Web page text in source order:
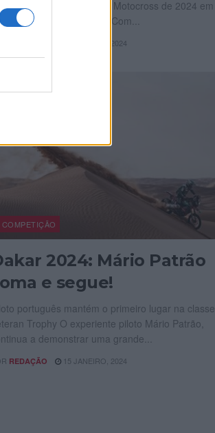
Nacionais de Motocross de 2024 em
já estão definidos. Com...
16 JANEIRO, 2024
COMPETIÇÃO
2024: Mário Patrão
e segue!
português mantém o primeiro lugar na classe
Trophy O experiente piloto Mário Patrão,
a demonstrar uma grande...
REDAÇÃO 15 JANEIRO, 2024